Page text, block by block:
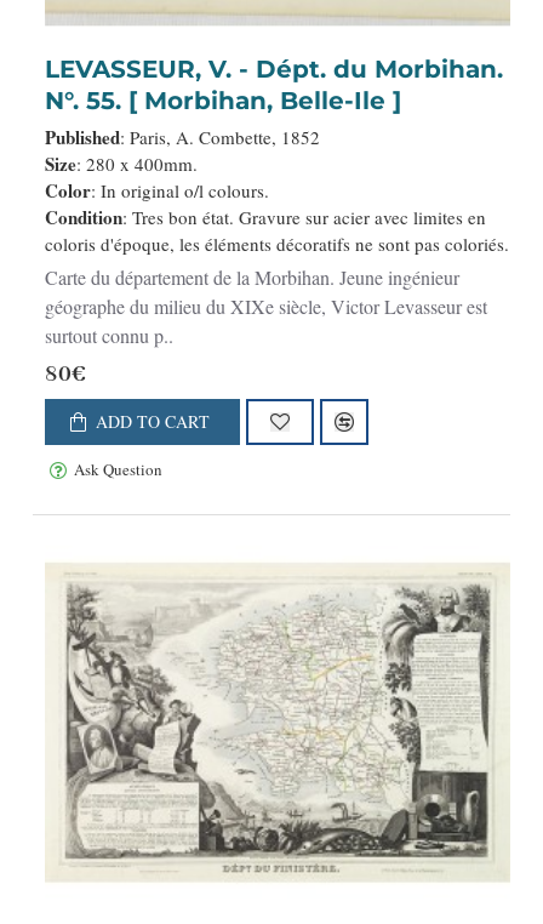
LEVASSEUR, V. - Dépt. du Morbihan.
N°. 55. [ Morbihan, Belle-Ile ]
Published: Paris, A. Combette, 1852
Size: 280 x 400mm.
Color: In original o/l colours.
Condition: Tres bon état. Gravure sur acier avec limites en
coloris d'époque, les éléments décoratifs ne sont pas coloriés.
Carte du département de la Morbihan. Jeune ingénieur
géographe du milieu du XIXe siècle, Victor Levasseur est
surtout connu p..
80€
ADD TO CART
Ask Question